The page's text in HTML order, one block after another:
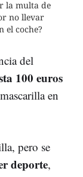
la multa de
no llevar
el coche?
del
100 euros
en
pero se
deporte,